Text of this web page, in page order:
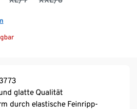
glatte Qualität
durch elastische Feinripp-